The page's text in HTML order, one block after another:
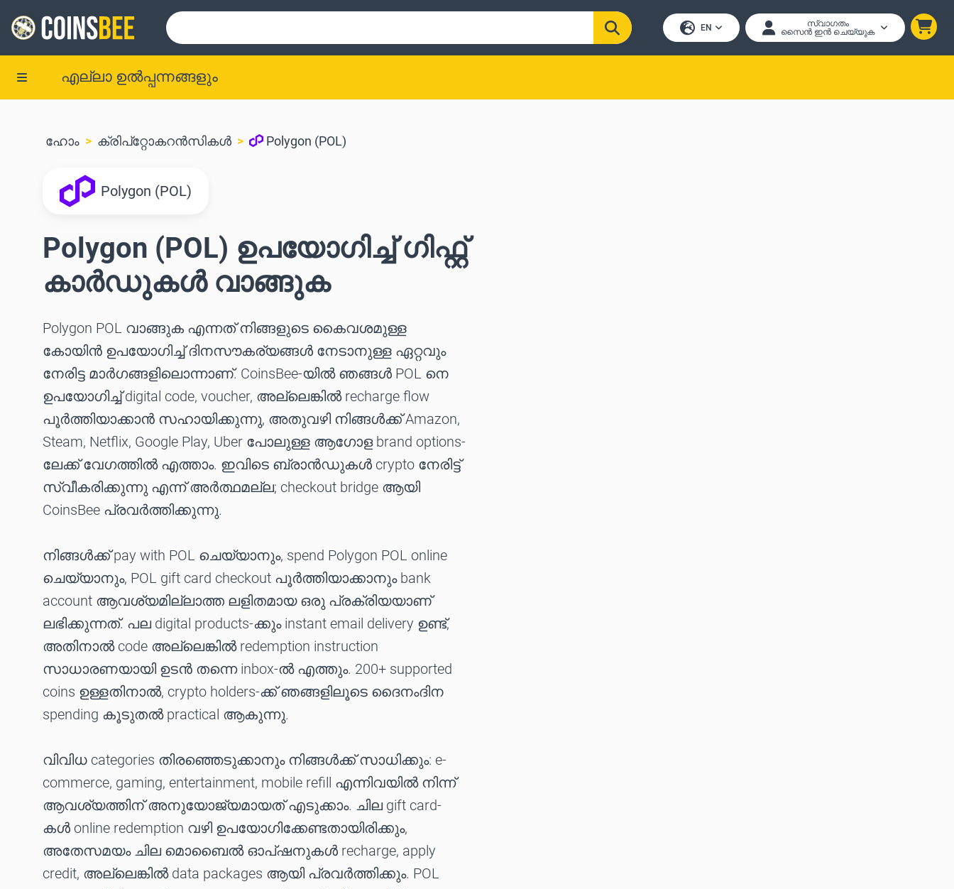
EN
സ്വാഗതം
സൈൻ ഇൻ ചെയ്യുക
എല്ലാ ഉൽപ്പന്നങ്ങളും
ഹോം ക്രിപ്‌റ്റോകറൻസികൾ Polygon (POL)
Polygon (POL)
Polygon (POL) ഉപയോഗിച്ച് ഗിഫ്റ്റ്
കാർഡുകൾ വാങ്ങുക
Polygon POL വാങ്ങുക എന്നത് നിങ്ങളുടെ കൈവശമുള്ള
കോയിൻ ഉപയോഗിച്ച് ദിനസൗകര്യങ്ങൾ നേടാനുള്ള ഏറ്റവും
നേരിട്ട മാർഗങ്ങളിലൊന്നാണ്. CoinsBee-യിൽ ഞങ്ങൾ POL നെ
ഉപയോഗിച്ച് digital code, voucher, അല്ലെങ്കിൽ recharge flow
പൂർത്തിയാക്കാൻ സഹായിക്കുന്നു, അതുവഴി നിങ്ങൾക്ക് Amazon,
Steam, Netflix, Google Play, Uber പോലുള്ള ആഗോള brand options-
ലേക്ക് വേഗത്തിൽ എത്താം. ഇവിടെ ബ്രാൻഡുകൾ crypto നേരിട്ട്
സ്വീകരിക്കുന്നു എന്ന് അർത്ഥമല്ല; checkout bridge ആയി
CoinsBee പ്രവർത്തിക്കുന്നു.
നിങ്ങൾക്ക് pay with POL ചെയ്യാനും, spend Polygon POL online
ചെയ്യാനും, POL gift card checkout പൂർത്തിയാക്കാനും bank
account ആവശ്യമില്ലാത്ത ലളിതമായ ഒരു പ്രക്രിയയാണ്
ലഭിക്കുന്നത്. പല digital products-ക്കും instant email delivery ഉണ്ട്,
അതിനാൽ code അല്ലെങ്കിൽ redemption instruction
സാധാരണയായി ഉടൻ തന്നെ inbox-ൽ എത്തും. 200+ supported
coins ഉള്ളതിനാൽ, crypto holders-ക്ക് ഞങ്ങളിലൂടെ ദൈനംദിന
spending കൂടുതൽ practical ആകുന്നു.
വിവിധ categories തിരഞ്ഞെടുക്കാനും നിങ്ങൾക്ക് സാധിക്കും: e-
commerce, gaming, entertainment, mobile refill എന്നിവയിൽ നിന്ന്
ആവശ്യത്തിന് അനുയോജ്യമായത് എടുക്കാം. ചില gift card-
കൾ online redemption വഴി ഉപയോഗിക്കേണ്ടതായിരിക്കും,
അതേസമയം ചില മൊബൈൽ ഓപ്ഷനുകൾ recharge, apply
credit, അല്ലെങ്കിൽ data packages ആയി പ്രവർത്തിക്കും. POL